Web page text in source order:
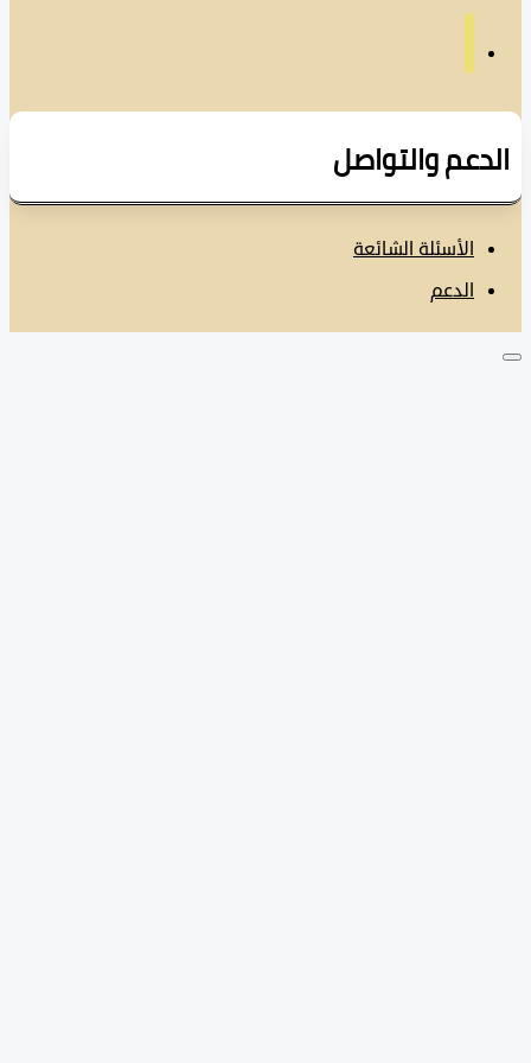
والتواصل
الأسئلة الشائعة
الدعم